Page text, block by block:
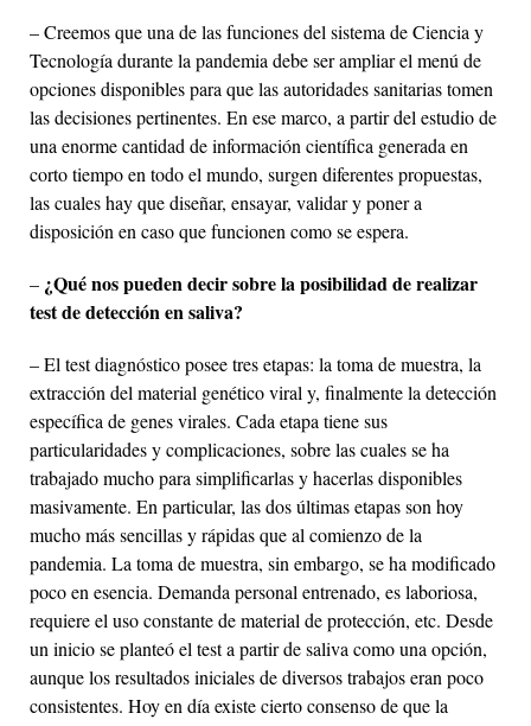
– Creemos que una de las funciones del sistema de Ciencia y
Tecnología durante la pandemia debe ser ampliar el menú de
opciones disponibles para que las autoridades sanitarias tomen
las decisiones pertinentes. En ese marco, a partir del estudio de
una enorme cantidad de información científica generada en
corto tiempo en todo el mundo, surgen diferentes propuestas,
las cuales hay que diseñar, ensayar, validar y poner a
disposición en caso que funcionen como se espera.
– ¿Qué nos pueden decir sobre la posibilidad de realizar
test de detección en saliva?
– El test diagnóstico posee tres etapas: la toma de muestra, la
extracción del material genético viral y, finalmente la detección
específica de genes virales. Cada etapa tiene sus
particularidades y complicaciones, sobre las cuales se ha
trabajado mucho para simplificarlas y hacerlas disponibles
masivamente. En particular, las dos últimas etapas son hoy
mucho más sencillas y rápidas que al comienzo de la
pandemia. La toma de muestra, sin embargo, se ha modificado
poco en esencia. Demanda personal entrenado, es laboriosa,
requiere el uso constante de material de protección, etc. Desde
un inicio se planteó el test a partir de saliva como una opción,
aunque los resultados iniciales de diversos trabajos eran poco
consistentes. Hoy en día existe cierto consenso de que la